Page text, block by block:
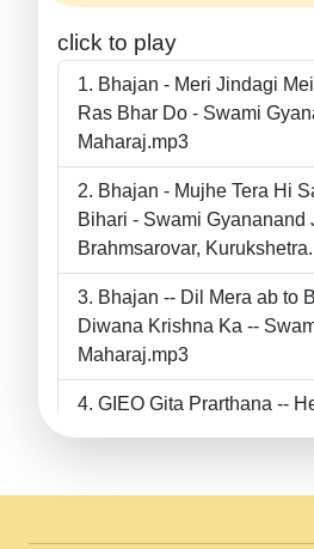
click to play
Bhajan - Meri Jindagi
Ras Bhar Do - Swami
Maharaj.mp3
Bhajan - Mujhe Tera Hi
Bihari - Swami Gyananand
Brahmsarovar,
Bhajan -- Dil Mera ab to
Diwana Krishna Ka --
Maharaj.mp3
GIEO Gita Prarthana --
II Swami Gyananand Ji